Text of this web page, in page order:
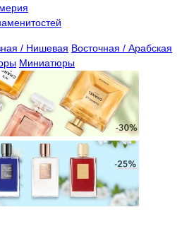
/ Нишевая Восточная / Арабская
Миниатюры